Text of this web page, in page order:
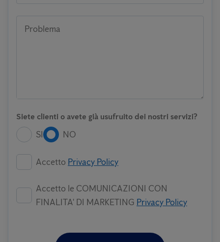
Problema
Siete clienti o avete già usufruito dei nostri servizi?
SI NO
Accetto Privacy Policy
Accetto le COMUNICAZIONI CON
FINALITA' DI MARKETING Privacy Policy